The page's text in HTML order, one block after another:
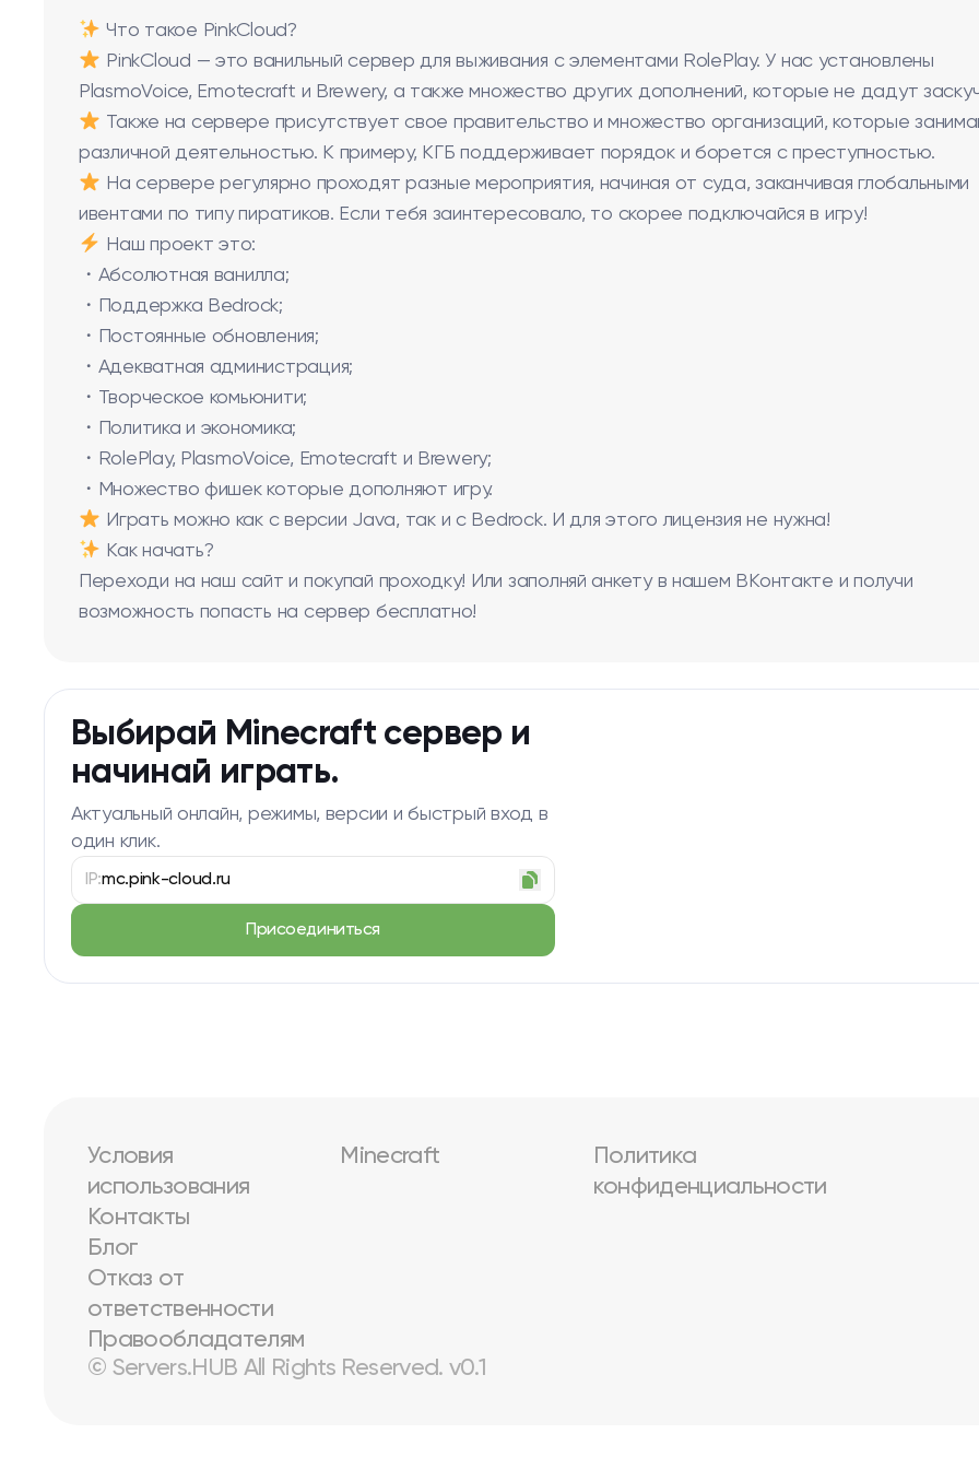
Что такое PinkCloud?
PinkCloud — это ванильный сервер для выживания с элементами RolePlay. У нас установлены
PlasmoVoice, Emotecraft и Brewery, а также множество других дополнений, которые не дадут
Также на сервере присутствует свое правительство и множество организаций, которые
различной деятельностью. К примеру, КГБ поддерживает порядок и борется с преступностью.
На сервере регулярно проходят разные мероприятия, начиная от суда, заканчивая глобальными
ивентами по типу пиратиков. Если тебя заинтересовало, то скорее подключайся в игру!
Наш проект это:
・Абсолютная ванилла;
・Поддержка Bedrock;
・Постоянные обновления;
・Адекватная администрация;
・Творческое комьюнити;
・Политика и экономика;
・RolePlay, PlasmoVoice, Emotecraft и Brewery;
・Множество фишек которые дополняют игру.
Играть можно как с версии Java, так и с Bedrock. И для этого лицензия не нужна!
Как начать?
Переходи на наш сайт и покупай проходку! Или заполняй анкету в нашем ВКонтакте и получи
возможность попасть на сервер бесплатно!
Выбирай Minecraft сервер и
начинай играть.
Актуальный онлайн, режимы, версии и быстрый вход в
один клик.
IP:mc.pink-cloud.ru
Присоединиться
Условия
использования
Контакты
Блог
Отказ от
ответственности
Правообладателям
Minecraft
Политика
конфиденциальности
© Servers.HUB All Rights Reserved. v0.1